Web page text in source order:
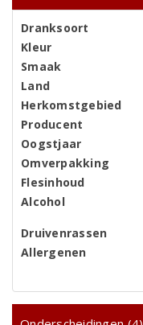
Dranksoort
Kleur
Smaak
Land
Herkomstgebied
Producent
Oogstjaar
Omverpakking
Flesinhoud
Alcohol
Druivenrassen
Allergenen